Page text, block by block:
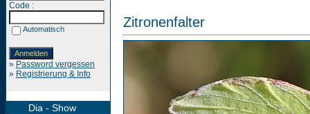
Code :
Automatisch
» Password vergessen
» Registrierung & Info
Dia - Show
Zitronenfalter